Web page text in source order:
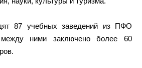
87 учебных заведений из ПФО
ними заключено более 60